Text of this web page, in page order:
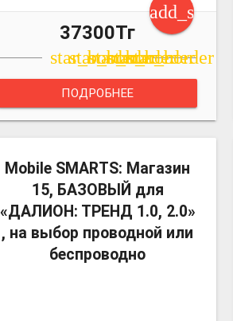
37300Тг
star_border
star_border
star_border
star_border
star_border
ПОДРОБНЕЕ
Mobile SMARTS: Магазин
15, БАЗОВЫЙ для
«ДАЛИОН: ТРЕНД 1.0, 2.0»
, на выбор проводной или
беспроводно